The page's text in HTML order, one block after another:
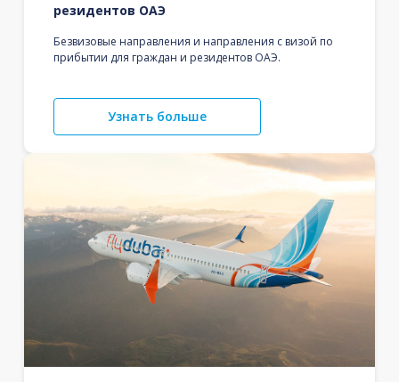
резидентов ОАЭ
Безвизовые направления и направления с визой по
прибытии для граждан и резидентов ОАЭ.
Узнать больше